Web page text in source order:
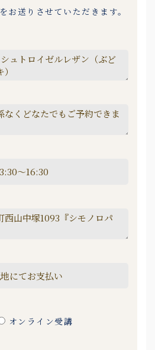
をお送りさせていただきます。
オンライン受講